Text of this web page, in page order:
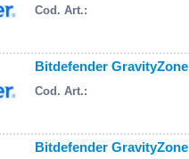
Cod. Art.:
Bitdefender
Cod. Art.:
Bitdefender